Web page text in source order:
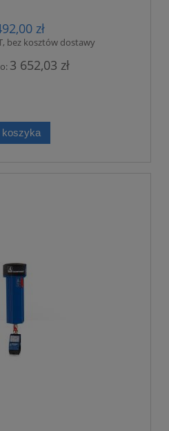
zł
bez kosztów dostawy
3 652,03 zł
koszyka